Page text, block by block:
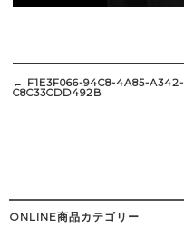
Post
navigation
← F1E3F066-94C8-4A85-A342-
C8C33CDD492B
ONLINE商品カテゴリー